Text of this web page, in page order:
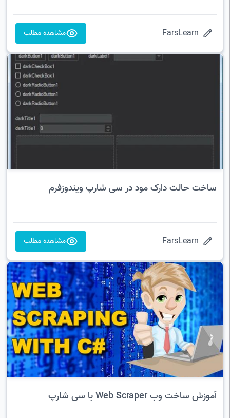
FarsLearn مشاهده مطلب
ساخت حالت دارک مود در سی شارپ ویندوزفرم
FarsLearn مشاهده مطلب
آموزش ساخت وب Web Scraper با سی شارپ